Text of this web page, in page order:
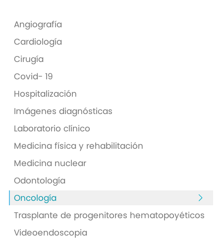
Angiografía
Cardiología
Cirugía
Covid- 19
Hospitalización
Imágenes diagnósticas
Laboratorio clínico
Medicina física y rehabilitación
Medicina nuclear
Odontología
Oncología
Trasplante de progenitores hematopoyéticos
Videoendoscopia